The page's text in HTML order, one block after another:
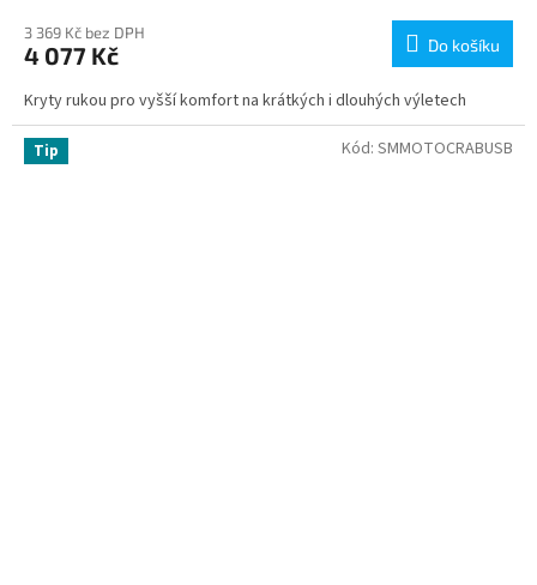
3 369 Kč bez DPH
4 077 Kč Do košíku
Kryty rukou pro vyšší komfort na krátkých i dlouhých výletech
Tip Kód: SMMOTOCRABUSB